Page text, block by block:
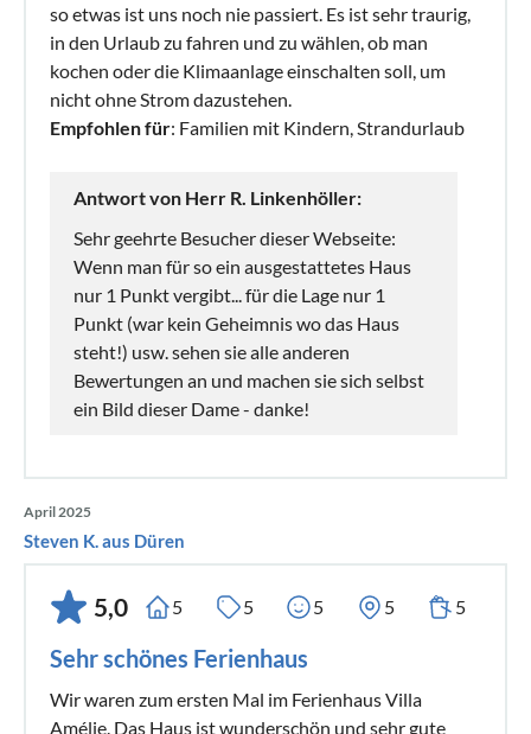
so etwas ist uns noch nie passiert. Es ist sehr traurig,
in den Urlaub zu fahren und zu wählen, ob man
kochen oder die Klimaanlage einschalten soll, um
nicht ohne Strom dazustehen.
Empfohlen für: Familien mit Kindern, Strandurlaub
Antwort von Herr R. Linkenhöller:
Sehr geehrte Besucher dieser Webseite:
Wenn man für so ein ausgestattetes Haus
nur 1 Punkt vergibt... für die Lage nur 1
Punkt (war kein Geheimnis wo das Haus
steht!) usw. sehen sie alle anderen
Bewertungen an und machen sie sich selbst
ein Bild dieser Dame - danke!
April 2025
Steven K. aus Düren
5,0 5 5 5 5 5
Sehr schönes Ferienhaus
Wir waren zum ersten Mal im Ferienhaus Villa
Amélie. Das Haus ist wunderschön und sehr gute